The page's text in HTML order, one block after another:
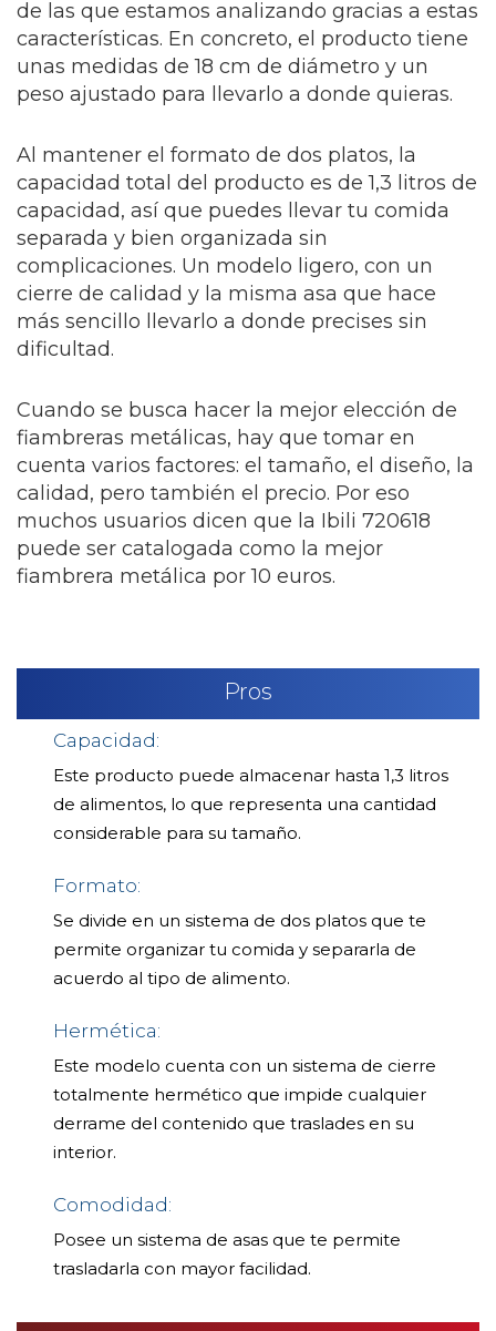
de las que estamos analizando gracias a estas
características. En concreto, el producto tiene
unas medidas de 18 cm de diámetro y un
peso ajustado para llevarlo a donde quieras.
Al mantener el formato de dos platos, la
capacidad total del producto es de 1,3 litros de
capacidad, así que puedes llevar tu comida
separada y bien organizada sin
complicaciones. Un modelo ligero, con un
cierre de calidad y la misma asa que hace
más sencillo llevarlo a donde precises sin
dificultad.
Cuando se busca hacer la mejor elección de
fiambreras metálicas, hay que tomar en
cuenta varios factores: el tamaño, el diseño, la
calidad, pero también el precio. Por eso
muchos usuarios dicen que la Ibili 720618
puede ser catalogada como la mejor
fiambrera metálica por 10 euros.
Pros
Capacidad:
Este producto puede almacenar hasta 1,3 litros
de alimentos, lo que representa una cantidad
considerable para su tamaño.
Formato:
Se divide en un sistema de dos platos que te
permite organizar tu comida y separarla de
acuerdo al tipo de alimento.
Hermética:
Este modelo cuenta con un sistema de cierre
totalmente hermético que impide cualquier
derrame del contenido que traslades en su
interior.
Comodidad:
Posee un sistema de asas que te permite
trasladarla con mayor facilidad.